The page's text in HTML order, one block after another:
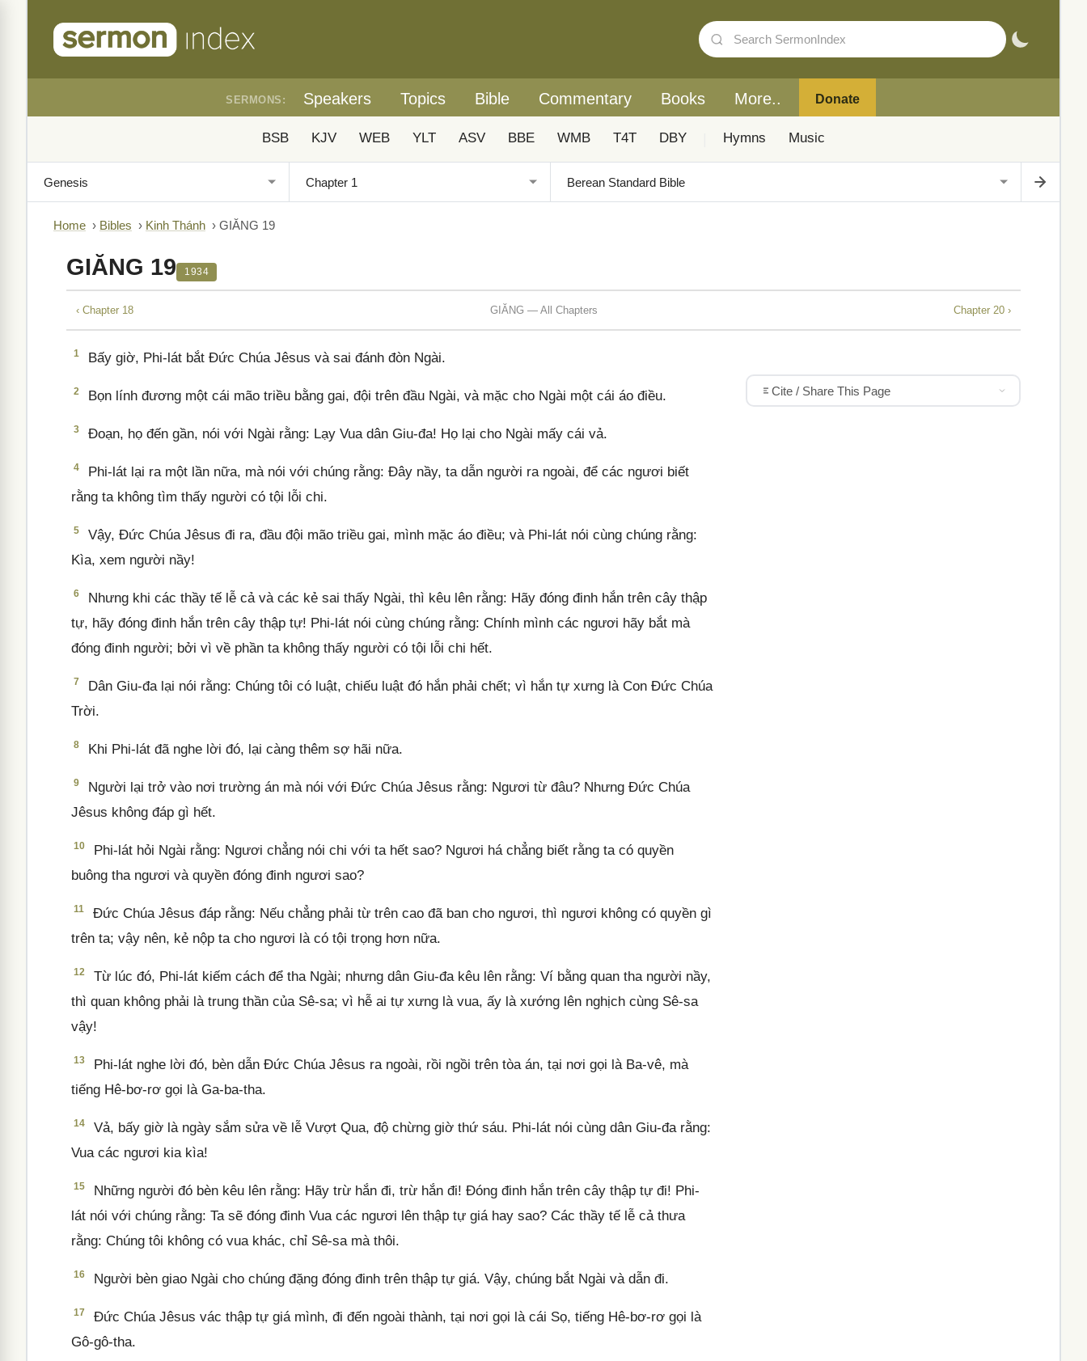
SERMONS: Speakers Topics Bible Commentary Books More.. Donate
BSB KJV WEB YLT ASV BBE WMB T4T DBY Hymns Music
Home › Bibles › Kinh Thánh › GIĂNG 19
GIĂNG 19 1934
‹ Chapter 18 GIĂNG — All Chapters Chapter 20 ›
1 Bấy giờ, Phi-lát bắt Đức Chúa Jêsus và sai đánh đòn Ngài.
2 Bọn lính đương một cái mão triều bằng gai, đội trên đầu Ngài, và mặc cho Ngài một cái áo điều.
3 Đoạn, họ đến gần, nói với Ngài rằng: Lạy Vua dân Giu-đa! Họ lại cho Ngài mấy cái vả.
4
Phi-lát lại ra một lần nữa, mà nói với chúng rằng: Đây nầy, ta dẫn người ra ngoài, để các ngươi biết
rằng ta không tìm thấy người có tội lỗi chi.
5
Vậy, Đức Chúa Jêsus đi ra, đầu đội mão triều gai, mình mặc áo điều; và Phi-lát nói cùng chúng rằng:
Kìa, xem người nầy!
6
Nhưng khi các thầy tế lễ cả và các kẻ sai thấy Ngài, thì kêu lên rằng: Hãy đóng đinh hắn trên cây thập
tự, hãy đóng đinh hắn trên cây thập tự! Phi-lát nói cùng chúng rằng: Chính mình các ngươi hãy bắt mà
đóng đinh người; bởi vì về phần ta không thấy người có tội lỗi chi hết.
7
Dân Giu-đa lại nói rằng: Chúng tôi có luật, chiếu luật đó hắn phải chết; vì hắn tự xưng là Con Đức Chúa
Trời.
8 Khi Phi-lát đã nghe lời đó, lại càng thêm sợ hãi nữa.
9
Người lại trở vào nơi trường án mà nói với Đức Chúa Jêsus rằng: Ngươi từ đâu? Nhưng Đức Chúa
Jêsus không đáp gì hết.
10
Phi-lát hỏi Ngài rằng: Ngươi chẳng nói chi với ta hết sao? Ngươi há chẳng biết rằng ta có quyền
buông tha ngươi và quyền đóng đinh ngươi sao?
11
Đức Chúa Jêsus đáp rằng: Nếu chẳng phải từ trên cao đã ban cho ngươi, thì ngươi không có quyền gì
trên ta; vậy nên, kẻ nộp ta cho ngươi là có tội trọng hơn nữa.
12
Từ lúc đó, Phi-lát kiếm cách để tha Ngài; nhưng dân Giu-đa kêu lên rằng: Ví bằng quan tha người nầy,
thì quan không phải là trung thần của Sê-sa; vì hễ ai tự xưng là vua, ấy là xướng lên nghịch cùng Sê-sa
vậy!
13
Phi-lát nghe lời đó, bèn dẫn Đức Chúa Jêsus ra ngoài, rồi ngồi trên tòa án, tại nơi gọi là Ba-vê, mà
tiếng Hê-bơ-rơ gọi là Ga-ba-tha.
14
Vả, bấy giờ là ngày sắm sửa về lễ Vượt Qua, độ chừng giờ thứ sáu. Phi-lát nói cùng dân Giu-đa rằng:
Vua các ngươi kia kìa!
15
Những người đó bèn kêu lên rằng: Hãy trừ hắn đi, trừ hắn đi! Đóng đinh hắn trên cây thập tự đi! Phi-
lát nói với chúng rằng: Ta sẽ đóng đinh Vua các ngươi lên thập tự giá hay sao? Các thầy tế lễ cả thưa
rằng: Chúng tôi không có vua khác, chỉ Sê-sa mà thôi.
16 Người bèn giao Ngài cho chúng đặng đóng đinh trên thập tự giá. Vậy, chúng bắt Ngài và dẫn đi.
17
Đức Chúa Jêsus vác thập tự giá mình, đi đến ngoài thành, tại nơi gọi là cái Sọ, tiếng Hê-bơ-rơ gọi là
Gô-gô-tha.
Cite / Share This Page